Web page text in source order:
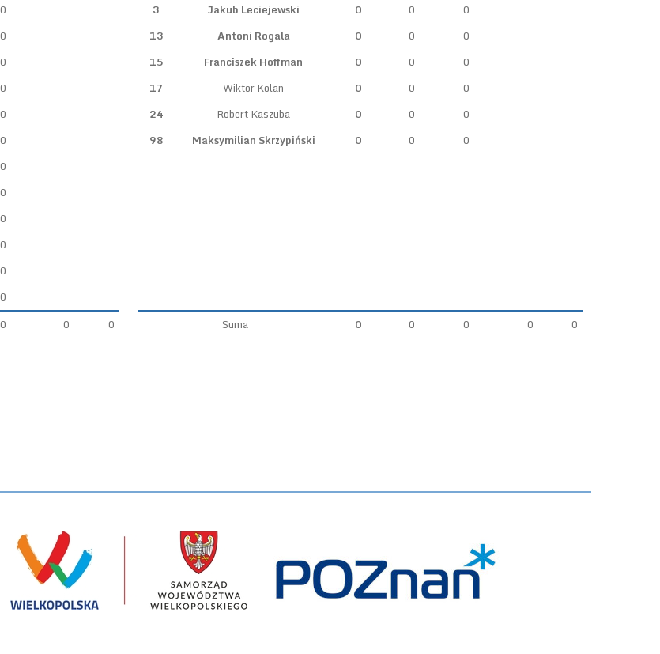
0
0
0
0
0
0
0
0
0
0
0
0
0 0 0
3
Jakub Leciejewski 0 0
0
13
Antoni Rogala 0 0
0
15
Franciszek Hoffman 0 0
0
17
Wiktor Kolan 0 0
0
24
Robert Kaszuba 0 0
0
98
Maksymilian Skrzypiński 0 0 0
Suma 0 0 0 0 0